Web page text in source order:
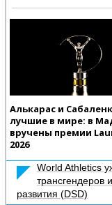
Алькарас и
лучшие в мире: в
вручены премии
2026
World Athletics
трансгендеров
развития (DSD)